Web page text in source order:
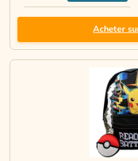
Acheter